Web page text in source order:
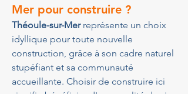
Mer pour construire ?
Théoule-sur-Mer représente un choix
idyllique pour toute nouvelle
construction, grâce à son cadre naturel
stupéfiant et sa communauté
accueillante. Choisir de construire ici